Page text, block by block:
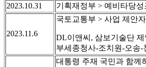
2023.10.31
기획재정부 > 예비타당
2023.11.6
국토교통부 > 사업 제안
DL이앤씨, 삼보기술단
부세종청사-조치원-오송-
대통령 주재 국민과 함께